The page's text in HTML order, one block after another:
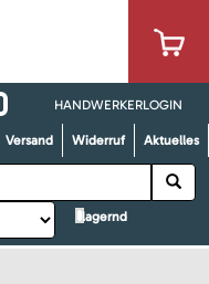
HANDWERKERLOGIN
Versand Widerruf Aktuelles
lagernd